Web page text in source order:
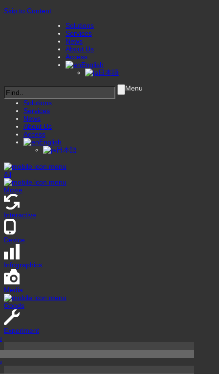
Skip to Content
Solutions
Services
News
About Us
Access
English
日本語
Menu
Solutions
Services
News
About Us
Access
English
日本語
All
Movie
Interactive
Device
Infographics
Media
Goods
Experiment